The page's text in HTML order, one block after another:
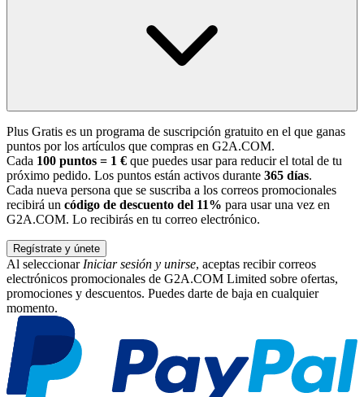
Plus Gratis es un programa de suscripción gratuito en el que ganas
puntos por los artículos que compras en G2A.COM.
Cada 100 puntos = 1 € que puedes usar para reducir el total de tu
próximo pedido. Los puntos están activos durante 365 días.
Cada nueva persona que se suscriba a los correos promocionales
recibirá un código de descuento del 11% para usar una vez en
G2A.COM. Lo recibirás en tu correo electrónico.
Regístrate y únete
Al seleccionar Iniciar sesión y unirse, aceptas recibir correos
electrónicos promocionales de G2A.COM Limited sobre ofertas,
promociones y descuentos. Puedes darte de baja en cualquier
momento.